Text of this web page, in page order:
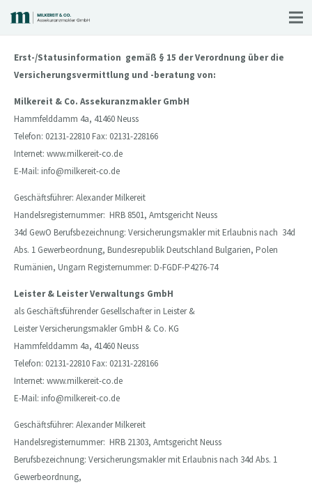
Erst-/Statusinformation gemäß § 15 der Verordnung über die
Versicherungsvermittlung und -beratung von:
Milkereit & Co. Assekuranzmakler GmbH
Hammfelddamm 4a, 41460 Neuss
Telefon: 02131-22810 Fax: 02131-228166
Internet: www.milkereit-co.de
E-Mail: info@milkereit-co.de
Geschäftsführer: Alexander Milkereit
Handelsregisternummer: HRB 8501, Amtsgericht Neuss
34d GewO Berufsbezeichnung: Versicherungsmakler mit Erlaubnis nach 34d
Abs. 1 Gewerbeordnung, Bundesrepublik Deutschland Bulgarien, Polen
Rumänien, Ungarn Registernummer: D-FGDF-P4276-74
Leister & Leister Verwaltungs GmbH
als Geschäftsführender Gesellschafter in Leister &
Leister Versicherungsmakler GmbH & Co. KG
Hammfelddamm 4a, 41460 Neuss
Telefon: 02131-22810 Fax: 02131-228166
Internet: www.milkereit-co.de
E-Mail: info@milkereit-co.de
Geschäftsführer: Alexander Milkereit
Handelsregisternummer: HRB 21303, Amtsgericht Neuss
Berufsbezeichnung: Versicherungsmakler mit Erlaubnis nach 34d Abs. 1
Gewerbeordnung,